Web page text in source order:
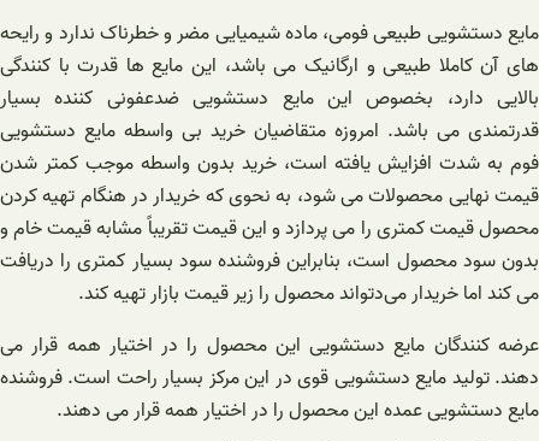
مایع دستشویی طبیعی فومی، ماده شیمیایی مضر و خطرناک ندارد و رایحه
های آن کاملا طبیعی و ارگانیک می باشد، این مایع ها قدرت با کنندگی
بالایی دارد، بخصوص این مایع دستشویی ضدعفونی کننده بسیار
قدرتمندی می باشد. امروزه متقاضیان خرید بی واسطه مایع دستشویی
فوم به شدت افزایش یافته است، خرید بدون واسطه موجب کمتر شدن
قیمت نهایی محصولات می‌ شود، به نحوی که خریدار در هنگام تهیه کردن
محصول قیمت کمتری را می پردازد و این قیمت تقریباً مشابه قیمت خام و
بدون سود محصول است، بنابراین فروشنده سود بسیار کمتری را دریافت
می‌ کند اما خریدار می‌دتواند محصول را زیر قیمت بازار تهیه کند.
عرضه کنندگان مایع دستشویی این محصول را در اختیار همه قرار می
دهند. تولید مایع دستشویی قوی در این مرکز بسیار راحت است. فروشنده
مایع دستشویی عمده این محصول را در اختیار همه قرار می دهند.